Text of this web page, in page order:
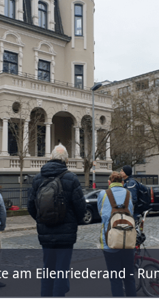
am Eilenriederand -